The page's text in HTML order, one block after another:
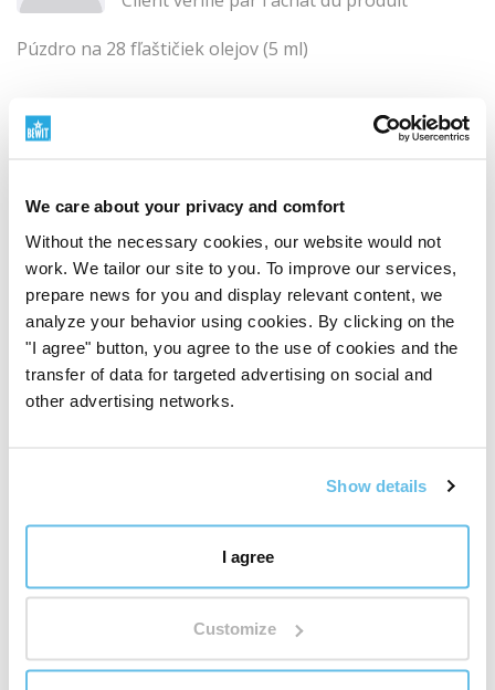
We care about your privacy and comfort
Without the necessary cookies, our website would not
work. We tailor our site to you. To improve our services,
prepare news for you and display relevant content, we
analyze your behavior using cookies. By clicking on the
"I agree" button, you agree to the use of cookies and the
transfer of data for targeted advertising on social and
other advertising networks.
Show details
I agree
Customize
Púzdro na 28 fľaštičiek olejov (5 ml)
Pre mna dokonala ochrana pre moje pokladiky, no
uznajte nie su krasne? :) V pevnom obale bezpohybu a
Cette critique vous a-t-elle été utile ? + 1
Zuzana Děcká
CS (traduire
Pouzdro na 28 lahviček (5 ml)
Pouzdro mam par dnu a mozna me zaskocilo, ze jsem si
ho predstavila trochu mensi. Ale i presto jsem
spokojena. Olejicky krasne v dulcich sedi a dokonce se
do nich daji nacpat i 15ml olejicky (davam dnem vzhuru,
aby se dirka prilis nezvetsila). Urcite si poridim dalsi.